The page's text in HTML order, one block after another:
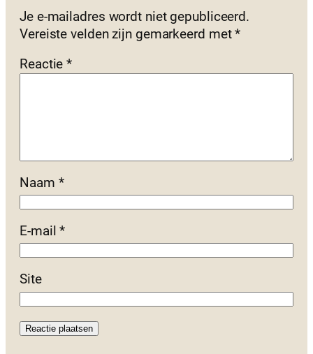
Je e-mailadres wordt niet gepubliceerd.
Vereiste velden zijn gemarkeerd met*
Reactie*
Naam *
E-mail*
Site